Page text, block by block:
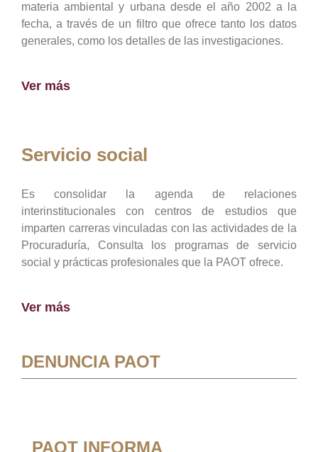
materia ambiental y urbana desde el año 2002 a la
fecha, a través de un filtro que ofrece tanto los datos
generales, como los detalles de las investigaciones.
Ver más
Servicio social
Es consolidar la agenda de relaciones
interinstitucionales con centros de estudios que
imparten carreras vinculadas con las actividades de la
Procuraduría, Consulta los programas de servicio
social y prácticas profesionales que la PAOT ofrece.
Ver más
DENUNCIA PAOT
PAOT INFORMA